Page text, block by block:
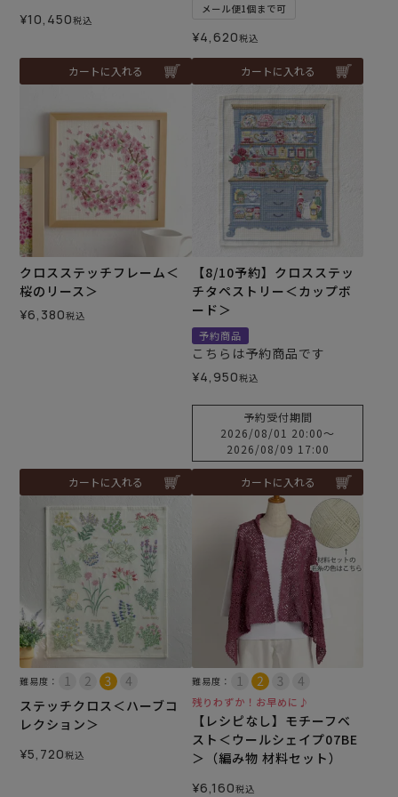
¥10,450税込
カートに入れる
メール便1個まで可
¥4,620税込
カートに入れる
クロスステッチフレーム＜
桜のリース＞
¥6,380税込
カートに入れる
【8/10予約】クロスステッ
チタペストリー＜カップボ
ード＞
予約商品
こちらは予約商品です
¥4,950税込
予約受付期間
2026/08/01 20:00〜
2026/08/09 17:00
カートに入れる
難易度：
ステッチクロス＜ハーブコ
レクション＞
¥5,720税込
難易度：
残りわずか！お早めに♪
【レシピなし】モチーフベ
スト＜ウールシェイプ07BE
＞（編み物 材料セット）
¥6,160税込